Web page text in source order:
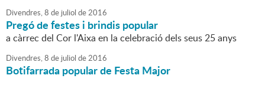
Divendres,8 de juliol de2016
Pregó de festes i brindis popular
a càrrec del Cor l'Aixa en la celebració dels seus 25 anys
Divendres,8 de juliol de2016
Botifarrada popular de Festa Major